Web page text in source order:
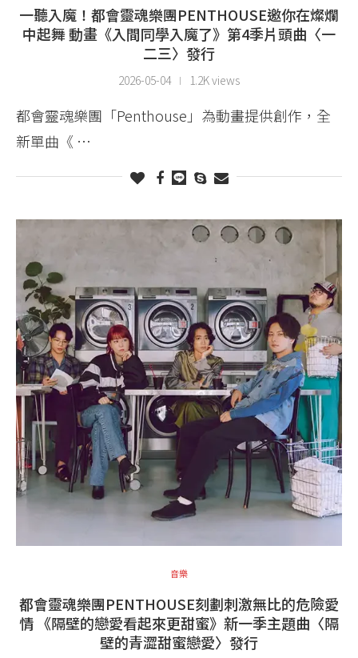
一聽入魔！都會靈魂樂團PENTHOUSE邀你在燦爛
中起舞 動畫《入間同學入魔了》第4季片頭曲〈一
二三〉發行
2026-05-04 1.2K views
都會靈魂樂團「Penthouse」為動畫提供創作，全
新單曲《 …
音樂
都會靈魂樂團PENTHOUSE刻劃刺激無比的危險愛
情 《隔壁的戀愛看起來更甜蜜》新一季主題曲〈隔
壁的青澀甜蜜戀愛〉發行